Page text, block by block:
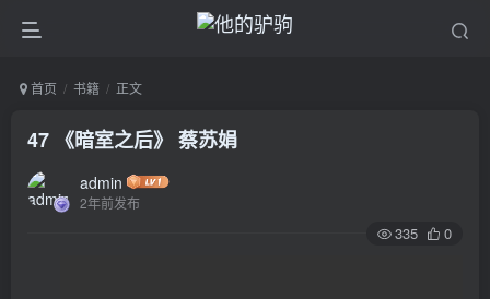
首页 书籍 正文
47 《暗室之后》 蔡苏娟
admin
2年前发布
335 0